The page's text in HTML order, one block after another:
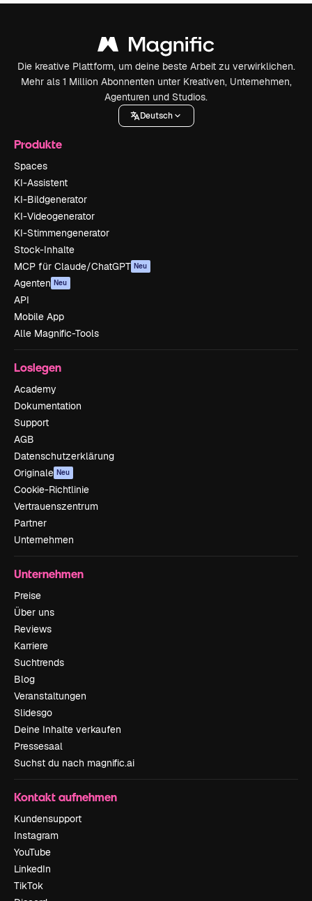
Die kreative Plattform, um deine beste Arbeit zu verwirklichen.
Mehr als 1 Million Abonnenten unter Kreativen, Unternehmen,
Agenturen und Studios.
Deutsch
Produkte
Spaces
KI-Assistent
KI-Bildgenerator
KI-Videogenerator
KI-Stimmengenerator
Stock-Inhalte
MCP für Claude/ChatGPT Neu
Agenten Neu
API
Mobile App
Alle Magnific-Tools
Loslegen
Academy
Dokumentation
Support
AGB
Datenschutzerklärung
Originale Neu
Cookie-Richtlinie
Vertrauenszentrum
Partner
Unternehmen
Unternehmen
Preise
Über uns
Reviews
Karriere
Suchtrends
Blog
Veranstaltungen
Slidesgo
Deine Inhalte verkaufen
Pressesaal
Suchst du nach magnific.ai
Kontakt aufnehmen
Kundensupport
Instagram
YouTube
LinkedIn
TikTok